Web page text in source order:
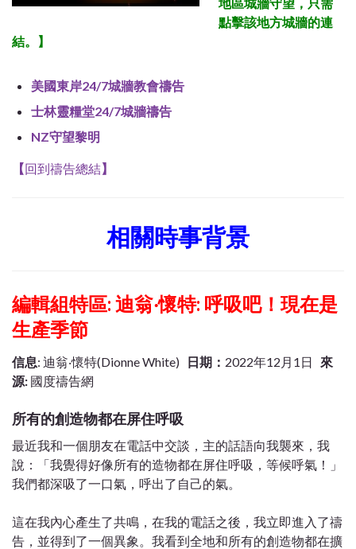
點擊該地方城牆的連
結。
】
美國東岸24/7城牆教會禱告
士林靈糧堂24/7城牆禱告
NZ守望黎明
【回到禱告總結】
相關時事背景
編輯組特區: 迪翁‧懷特: 呼吸吧！現在是
生產季節
信息: 迪翁‧懷特(Dionne White) 日期： 2022年12月1日 來
源: 國度禱告網
所有的創造物都在屏住呼吸
最近我和一個朋友在電話中交談，主的話語向我襲來，我
說：「我覺得好像所有的造物都在屏住呼吸，等候呼氣！」
我們都深吸了一口氣，呼出了自己的氣。
這在我內心產生了共鳴，在我的電話之後，我立即進入了禱
告，並得到了一個異象。我看到全地和所有的創造物都在擴